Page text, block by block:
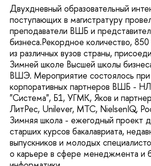
Двухдневный образовательный
поступающих в магистратуру
преподаватели ВШБ и
бизнеса.Рекордное количество,
из различных вузов страны,
Зимней школе Высшей школы
ВШЭ. Мероприятие состоялось
корпоративных партнеров ВШБ -
"Система", Б1, УГМК, Яков и
ЛитРес, Unilever, МТС, NielsenIQ,
Зимняя школа - ежегодный проект
старших курсов бакалавриата,
выпускников и молодых
о карьере в сфере менеджмента и